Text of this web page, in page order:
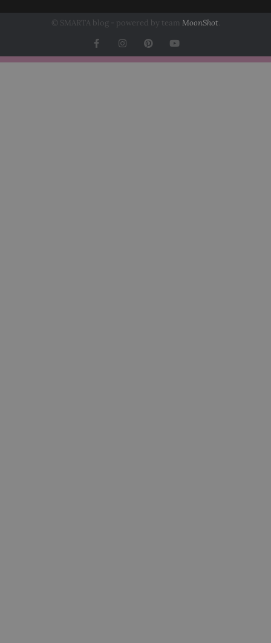
© SMARTA blog - powered by team MoonShot.